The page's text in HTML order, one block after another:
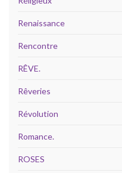
Renaissance
Rencontre
RÊVE.
Rêveries
Révolution
Romance.
ROSES